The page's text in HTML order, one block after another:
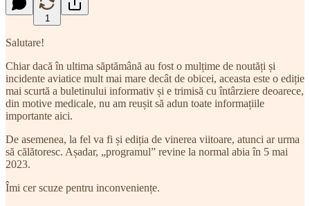
1
Salutare!
Chiar dacă în ultima săptămână au fost o mulțime de noutăți și
incidente aviatice mult mai mare decât de obicei, aceasta este o ediție
mai scurtă a buletinului informativ și e trimisă cu întârziere deoarece,
din motive medicale, nu am reușit să adun toate informațiile
importante aici.
De asemenea, la fel va fi și ediția de vinerea viitoare, atunci ar urma
să călătoresc. Așadar, „programul” revine la normal abia în 5 mai
2023.
Îmi cer scuze pentru inconveniențe.